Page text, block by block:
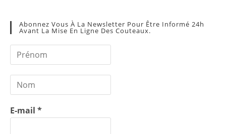
Abonnez Vous À La Newsletter Pour Être Informé 24h
Avant La Mise En Ligne Des Couteaux.
E-mail *